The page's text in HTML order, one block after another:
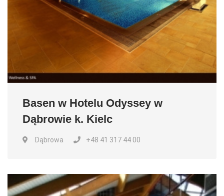
Basen w Hotelu Odyssey w
Dąbrowie k. Kielc
Dąbrowa +48 41 317 44 00